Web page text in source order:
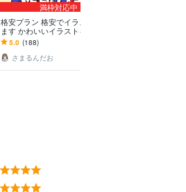
満枠対応中
格安プラン 格安でイラスト描き
ます かわいいイラストを安く早
く提供します！
5.0 (188)
さまるんだお